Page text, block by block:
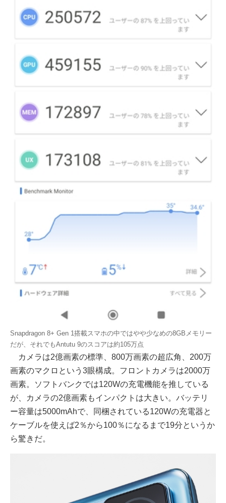
Snapdragon 8+ Gen 1搭載スマホの中ではやや少なめの8GBメモリー
だが、それでもAntutu 9のスコアは約105万点
カメラは2億画素の標準、800万画素の超広角、200万
画素のマクロという3眼構成。フロントカメラは2000万
画素。ソフトバンクでは120Wの充電機能を推している
が、カメラの2億画素もインパクトは大きい。バッテリ
ー容量は5000mAhで、同梱されている120Wの充電器と
ケーブルを使えば2％から100％になるまで19分というか
ら驚きだ。